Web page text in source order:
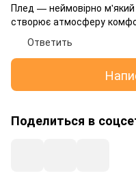
Плед — неймовірно м'який
створює атмосферу
Ответить
Поделиться в